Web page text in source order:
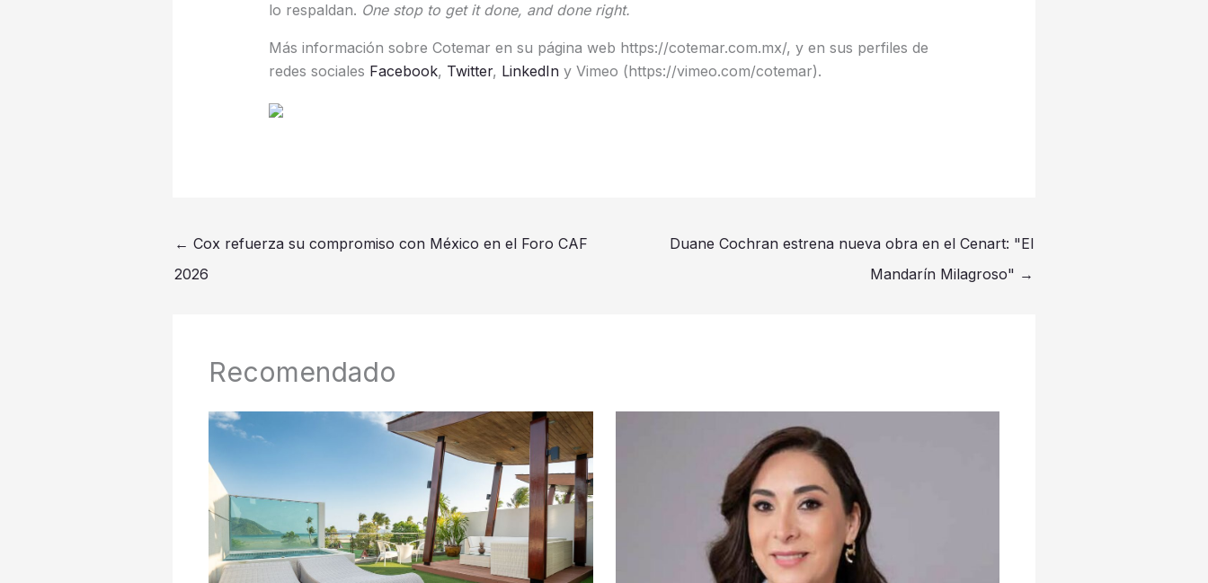
lo respaldan. One stop to get it done, and done right.
Más información sobre Cotemar en su página web https://cotemar.com.mx/, y en sus perfiles de
redes sociales Facebook, Twitter, LinkedIny Vimeo (https://vimeo.com/cotemar).
← Cox refuerza su compromiso con México en el Foro CAF
2026
Duane Cochran estrena nueva obra en el Cenart: "El
Mandarín Milagroso" →
Recomendado